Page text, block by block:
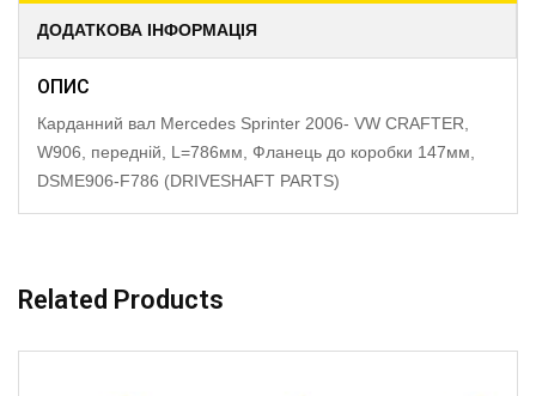
ДОДАТКОВА ІНФОРМАЦІЯ
ОПИС
Карданний вал Mercedes Sprinter 2006- VW CRAFTER,
W906, передній, L=786мм, Фланець до коробки 147мм,
DSME906-F786 (DRIVESHAFT PARTS)
Related Products